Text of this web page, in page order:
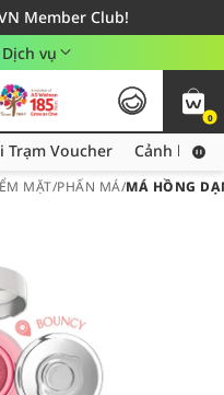
Member Club!
hàng từ 249,000Đ
khu vực TP. Hồ Chí Minh
vụ
0
Thu thập thêm voucher hot tại Trạm Voucher
Trạm Voucher Cảnh báo
MẶT/PHẤN MÁ/MÁ HỒNG